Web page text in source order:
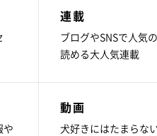
連載
ブログやSNSで人気
読める大人気連載
や
動画
犬好きにはたまらな